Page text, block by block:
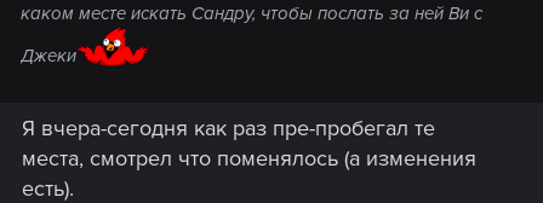
каком месте искать Сандру, чтобы послать за ней Ви с
Джеки
Я вчера-сегодня как раз пре-пробегал те
места, смотрел что поменялось (а изменения
есть).